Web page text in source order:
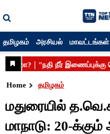
தமிழகம் அரசியல் மாவட்டங்கள்
Home தமிழகம்
மதுரையில்
மாநாடு: 20-